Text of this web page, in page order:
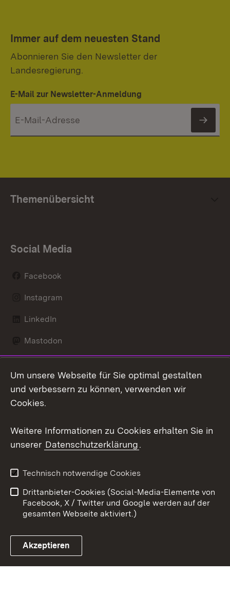
Immer auf dem neuesten Stand
Abonnieren Sie den Newsletter der
Landesregierung.
E-Mail zur Newsletter-Anmeldung
Themenübersicht
Social Media
Facebook
Instagram
LinkedIn
Mastodon
X / Twitter
Youtube
Link zum Landesportal
Kontakt
Datenschutz
Barrierefreiheit
Impressum Cookies
Um unsere Webseite für Sie optimal gestalten
und verbessern zu können, verwenden wir
Cookies.
Weitere Informationen zu Cookies erhalten Sie in
unserer Datenschutzerklärung.
Technisch notwendige Cookies
Drittanbieter-Cookies (Social-Media-Elemente von
Facebook, X / Twitter und Google werden auf der
gesamten Webseite aktiviert.)
Akzeptieren